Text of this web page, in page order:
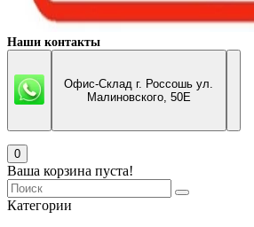
Наши контакты
Офис-Склад г. Россошь ул.
Малиновского, 50Е
0
Ваша корзина пуста!
Категории